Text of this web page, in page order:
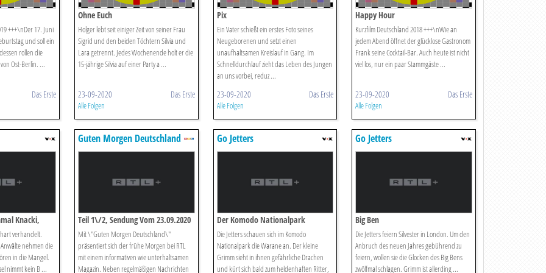
+++\nDer 17. Juni
und soll ein
rollen die
Ost-Berlin. ...
Das Erste
Ohne Euch
Holger lebt seit einiger Zeit von seiner Frau
Sigrid und den beiden Töchtern Silvia und
Lara getrennt. Jedes Wochenende holt er die
15-jährige Silvia auf einer Party a ...
23-09-2020 Das Erste
Alle Folgen
Pix
Ein Vater schießt ein erstes Foto seines
Neugeborenen und setzt einen
unaufhaltsamen Kreislauf in Gang. Im
Schnelldurchlauf zieht das Leben des Jungen
an uns vorbei, reduz ...
23-09-2020 Das Erste
Alle Folgen
Happy Hour
Kurzfilm Deutschland 2018 +++\nWie an
jedem Abend öffnet der glücklose Gastronom
Frank seine Cocktail-Bar. Auch heute ist nicht
viel los, nur ein paar Stammgäste ...
23-09-2020 Das Erste
Alle Folgen
Knacki,
verhandelt.
nehmen die
in die Mangel.
nimmt kein B ...
Guten Morgen Deutschland
Teil 1\/2, Sendung Vom 23.09.2020
Mit \"Guten Morgen Deutschland\"
präsentiert sich der frühe Morgen bei RTL
mit einem informativen wie unterhaltsamen
Magazin. Neben regelmäßigen Nachrichten
Go Jetters
Der Komodo Nationalpark
Die Jetters schauen sich im Komodo
Nationalpark die Warane an. Der kleine
Grimm sieht in ihnen gefährliche Drachen
und kürt sich bald zum heldenhaften Ritter,
Go Jetters
Big Ben
Die Jetters feiern Silvester in London. Um den
Anbruch des neuen Jahres gebührend zu
feiern, wollen sie die Glocken des Big Bens
zwölfmal schlagen. Grimm ist allerding ...